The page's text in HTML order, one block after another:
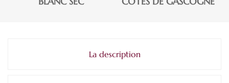
La description